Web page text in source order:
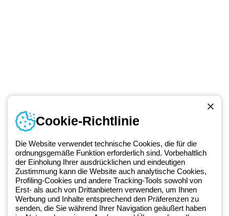
Seit 2025 ist Beghelli Teil der GEWISS Group und Teil des GEWISS
LightZone-Ökosystems, in dem wir integrierte Beleuchtungslösungen
entwickeln, die Komplexität in Einfachheit verwandeln und Fachleute
Kontakt
Montag bis Freitag von 8:00 bis 17:00 Uhr
+49 2064 97010
Cookie-Richtlinie
Die Website verwendet technische Cookies, die für die
ordnungsgemäße Funktion erforderlich sind. Vorbehaltlich
der Einholung Ihrer ausdrücklichen und eindeutigen
Zustimmung kann die Website auch analytische Cookies,
Profiling-Cookies und andere Tracking-Tools sowohl von
Erst- als auch von Drittanbietern verwenden, um Ihnen
Werbung und Inhalte entsprechend den Präferenzen zu
senden, die Sie während Ihrer Navigation geäußert haben